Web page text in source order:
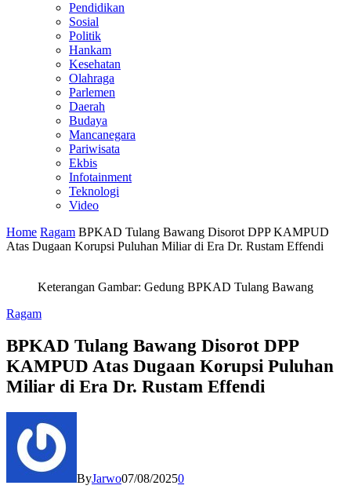
Pendidikan
Sosial
Politik
Hankam
Kesehatan
Olahraga
Parlemen
Daerah
Budaya
Mancanegara
Pariwisata
Ekbis
Infotainment
Teknologi
Video
Home Ragam BPKAD Tulang Bawang Disorot DPP KAMPUD
Atas Dugaan Korupsi Puluhan Miliar di Era Dr. Rustam Effendi
Keterangan Gambar: Gedung BPKAD Tulang Bawang
Ragam
BPKAD Tulang Bawang Disorot DPP
KAMPUD Atas Dugaan Korupsi Puluhan
Miliar di Era Dr. Rustam Effendi
ByJarwo07/08/20250